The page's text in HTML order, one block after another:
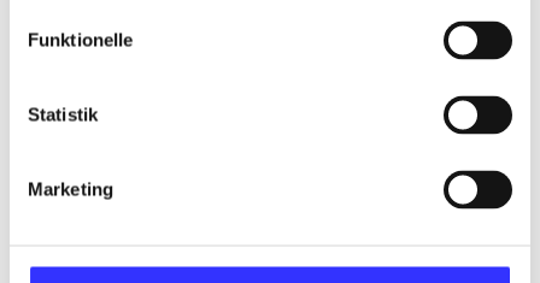
Funktionelle
Statistik
Marketing